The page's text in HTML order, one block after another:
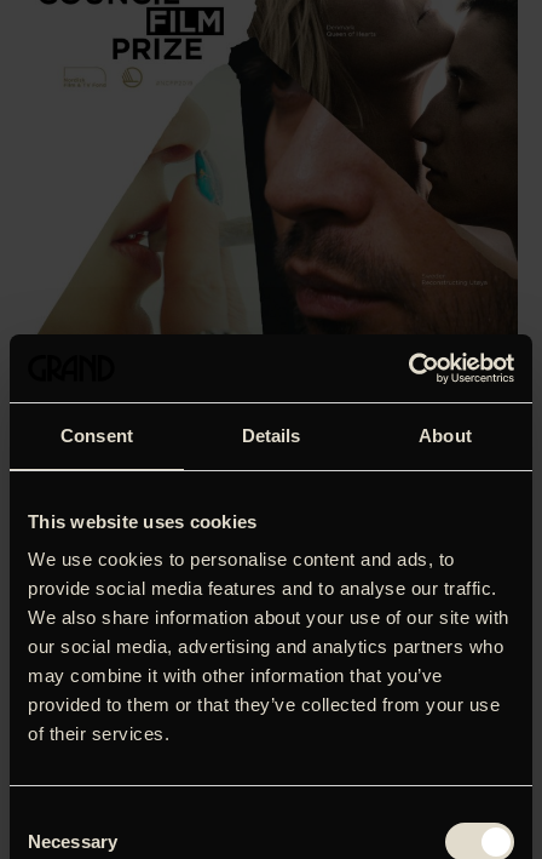
Consent Details About
This website uses cookies
We use cookies to personalise content and ads, to
provide social media features and to analyse our traffic.
We also share information about your use of our site with
our social media, advertising and analytics partners who
may combine it with other information that you’ve
provided to them or that they’ve collected from your use
of their services.
Selection
Necessary
Den svenske skuespiller Tuva Novotny
instruktørdebuterer på imponerende vis med et teknisk
sygdom og forældreskab. Filmen er optaget i ét skud på
98 minutter, hvor vi følger teenagepigen Thea (Nora
Mathea Oien) og hendes forældre gennem en krise, som
filmen bygger langsomt op til gennem tilsyneladende
almindelige hverdagshandlinger. Vi møder først Thea til
håndboldtræning. Kameraet følger efter hende ud i
omklædningsrummet og på en 15 minutter lang gåtur hjem
med en veninde, hvor de diskuterer lektier og de andre
piger på holdet. Thea virker som en fornuftig, jordbunden
psykiske problemer: Man ved aldrig, hvad der foregår